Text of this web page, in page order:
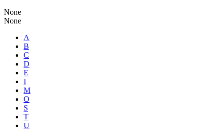
None
None
A
B
C
D
E
I
M
O
S
T
U